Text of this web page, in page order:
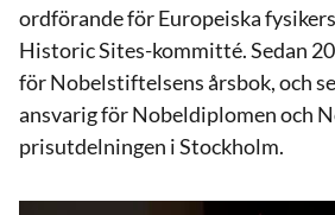
ordförande för Europeiska
Historic Sites-kommitté. Sedan
för Nobelstiftelsens årsbok, och
ansvarig för Nobeldiplomen och
prisutdelningen i Stockholm.